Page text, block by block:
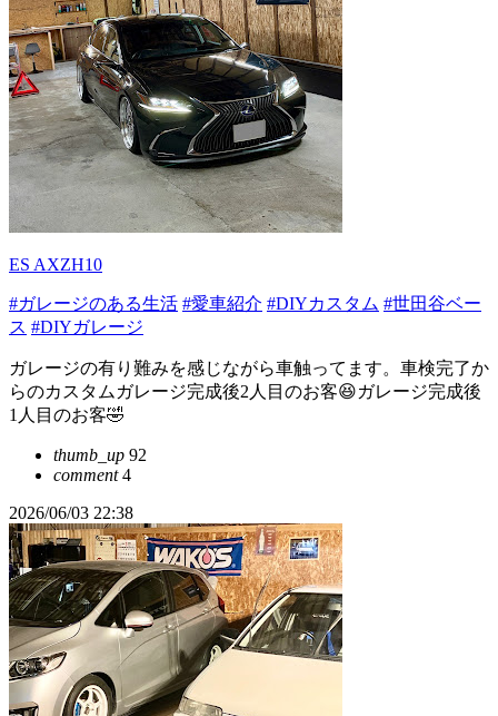
ES AXZH10
#ガレージのある生活 #愛車紹介 #DIYカスタム #世田谷ベー
ス #DIYガレージ
ガレージの有り難みを感じながら車触ってます。車検完了か
らのカスタムガレージ完成後2人目のお客😆ガレージ完成後
1人目のお客🤣
thumb_up 92
comment4
2026/06/03 22:38